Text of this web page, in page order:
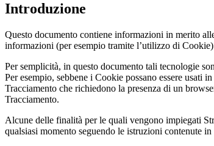
Introduzione
Questo documento contiene informazioni in merito
informazioni (per esempio tramite l’utilizzo di
Per semplicità, in questo documento tali tecnologie
Per esempio, sebbene i Cookie possano essere
Tracciamento che richiedono la presenza di un
Tracciamento.
Alcune delle finalità per le quali vengono impiegati
qualsiasi momento seguendo le istruzioni contenute